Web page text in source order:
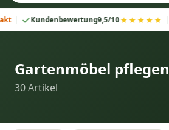
9,5/10★★★★★ 30 Tage Rückgabe
Gartenmöbel pflegen
30Artikel